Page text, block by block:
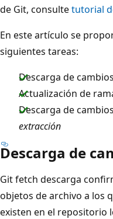
de Git, consultetutorial
En este artículo se
siguientes tareas:
Descarga de
Actualización de
Descarga de
extracción
Descarga de
Git fetch descarga
objetos de archivo a los
existen en el repositorio